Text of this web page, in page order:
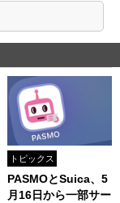
トピックス
PASMOとSuica、5
月16日から一部サー